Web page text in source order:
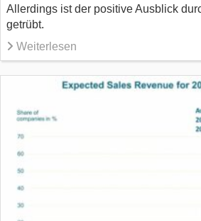
Allerdings ist der positive Ausblick
getrübt.
Weiterlesen